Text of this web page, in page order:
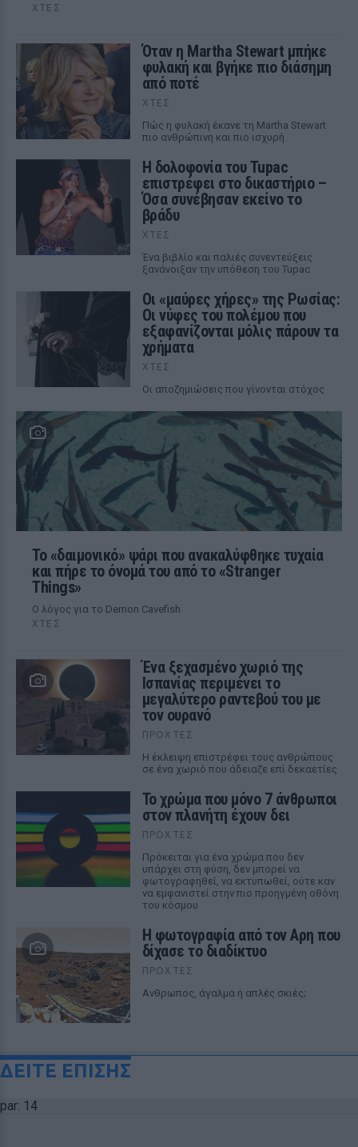
ΧΤΕΣ
Όταν η Martha Stewart μπήκε
φυλακή και βγήκε πιο διάσημη
από ποτέ
ΧΤΕΣ
Πώς η φυλακή έκανε τη Martha Stewart
πιο ανθρώπινη και πιο ισχυρή
Η δολοφονία του Tupac
επιστρέφει στο δικαστήριο –
Όσα συνέβησαν εκείνο το
βράδυ
ΧΤΕΣ
Ένα βιβλίο και παλιές συνεντεύξεις
ξανάνοιξαν την υπόθεση του Tupac
Οι «μαύρες χήρες» της Ρωσίας:
Οι νύφες του πολέμου που
εξαφανίζονται μόλις πάρουν τα
χρήματα
ΧΤΕΣ
Οι αποζημιώσεις που γίνονται στόχος
Το «δαιμονικό» ψάρι που ανακαλύφθηκε τυχαία
και πήρε το όνομά του από το «Stranger
Things»
Ο λόγος για το Demon Cavefish
ΧΤΕΣ
Ένα ξεχασμένο χωριό της
Ισπανίας περιμένει το
μεγαλύτερο ραντεβού του με
τον ουρανό
ΠΡΟΧΤΈΣ
Η έκλειψη επιστρέφει τους ανθρώπους
σε ένα χωριό που άδειαζε επί δεκαετίες
Το χρώμα που μόνο 7 άνθρωποι
στον πλανήτη έχουν δει
ΠΡΟΧΤΈΣ
Πρόκειται για ένα χρώμα που δεν
υπάρχει στη φύση, δεν μπορεί να
φωτογραφηθεί, να εκτυπωθεί, ούτε καν
να εμφανιστεί στην πιο προηγμένη οθόνη
του κόσμου
Η φωτογραφία από τον Αρη που
δίχασε το διαδίκτυο
ΠΡΟΧΤΈΣ
Ανθρωπος, άγαλμα ή απλές σκιές;
ΔΕΙΤΕ ΕΠΙΣΗΣ
par: 14